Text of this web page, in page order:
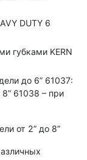
DUTY 6
губками KERN
до 6” 61037:
61038 – при
от 2” до 8”